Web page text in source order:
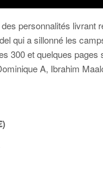
personnalités
qui a sillonné les
300 et quelques
A, Ibrahim